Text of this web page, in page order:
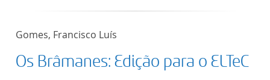
title descending
Gomes, Francisco Luís
Os Brâmanes: Edição para o ELTeC